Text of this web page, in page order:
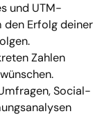
und UTM-
den Erfolg deiner
Zahlen
Social-